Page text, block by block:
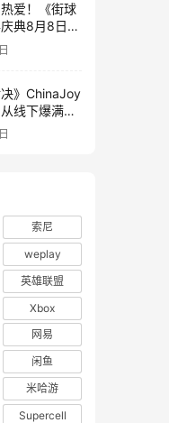
爱！《街球
典8月8日正
福利与全新
决》ChinaJoy
线下爆满看
期待
索尼
weplay
英雄联盟
Xbox
网易
闲鱼
米哈游
Supercell